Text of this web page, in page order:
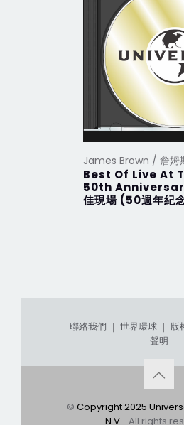
James Brown / 詹姆
Best Of Live At
50th
佳現場 (50週年紀
聯絡我們 ｜ 世界環球 ｜ 版
聲明
© Copyright 2025
N.V. . All rights